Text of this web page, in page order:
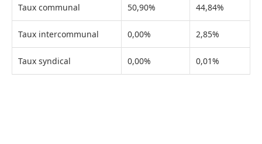
Taux communal 50,90% 44,84%
Taux intercommunal 0,00% 2,85%
Taux syndical 0,00% 0,01%